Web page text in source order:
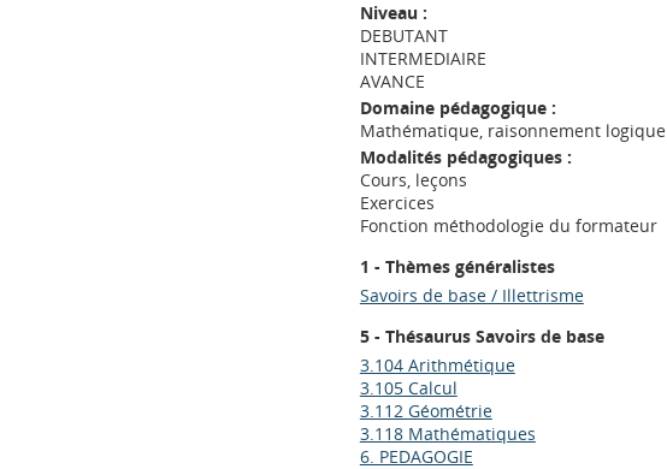
Niveau :
DEBUTANT
INTERMEDIAIRE
AVANCE
Domaine pédagogique :
Mathématique, raisonnement logique
Modalités pédagogiques :
Cours, leçons
Exercices
Fonction méthodologie du formateur
1 - Thèmes généralistes
Savoirs de base / Illettrisme
5 - Thésaurus Savoirs de base
3.104 Arithmétique
3.105 Calcul
3.112 Géométrie
3.118 Mathématiques
6. PEDAGOGIE